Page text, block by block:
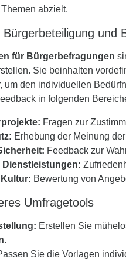
abzielt.
und
für Bürgerbefragungen
Sie beinhalten
um den individuellen
in folgenden
Fragen zur
Erhebung der Meinung
Feedback zur
Dienstleistungen:
Bewertung von
Umfragetools
Erstellen Sie
.
Sie die Vorlagen